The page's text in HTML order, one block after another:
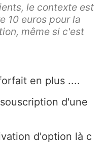
le contexte est
10 euros pour la
même si c'est
en plus ....
d'une
d'option là c